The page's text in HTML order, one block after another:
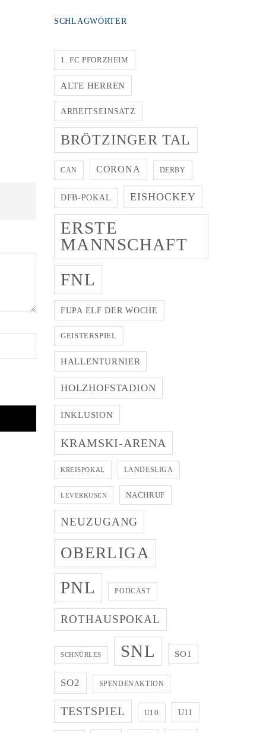
SCHLAGWÖRTER
1. FC PFORZHEIM
ALTE HERREN
ARBEITSEINSATZ
BRÖTZINGER TAL
CAN CORONA DERBY
DFB-POKAL EISHOCKEY
ERSTE
MANNSCHAFT
FNL
FUPA ELF DER WOCHE
GEISTERSPIEL
HALLENTURNIER
HOLZHOFSTADION
INKLUSION
KRAMSKI-ARENA
KREISPOKAL LANDESLIGA
LEVERKUSEN NACHRUF
NEUZUGANG
OBERLIGA
PNL PODCAST
ROTHAUSPOKAL
SCHNÜRLES SNL SO1
SO2 SPENDENAKTION
TESTSPIEL U10 U11